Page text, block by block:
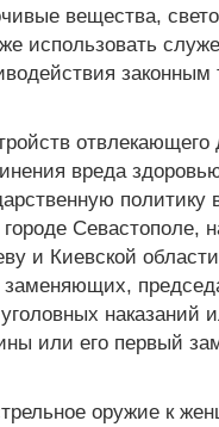
вещества,
использовать
отвлекающего
вреда
Севастополе,
и Киевской
наказаний
или его первый
оружие к